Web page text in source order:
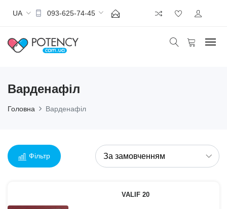
UA 093-625-74-45
Варденафіл
Головна Варденафіл
Фільтр
VALIF 20